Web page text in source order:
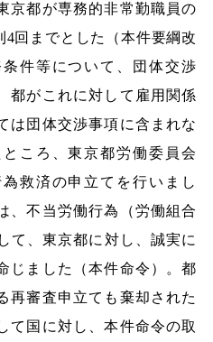
京都が専務的非常勤職員の
回までとした（本件要綱改
件等について、団体交渉
都がこれに対して雇用関係
は団体交渉事項に含まれな
ころ、東京都労働委員会
救済の申立てを行いまし
、不当労働行為（労働組合
て、東京都に対し、誠実に
じました（本件命令）。都
再審査申立ても棄却された
て国に対し、本件命令の取